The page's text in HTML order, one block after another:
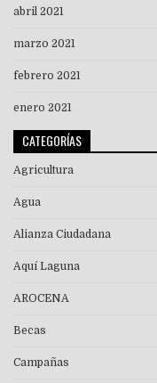
abril 2021
marzo 2021
febrero 2021
enero 2021
CATEGORÍAS
Agricultura
Agua
Alianza Ciudadana
Aquí Laguna
AROCENA
Becas
Campañas